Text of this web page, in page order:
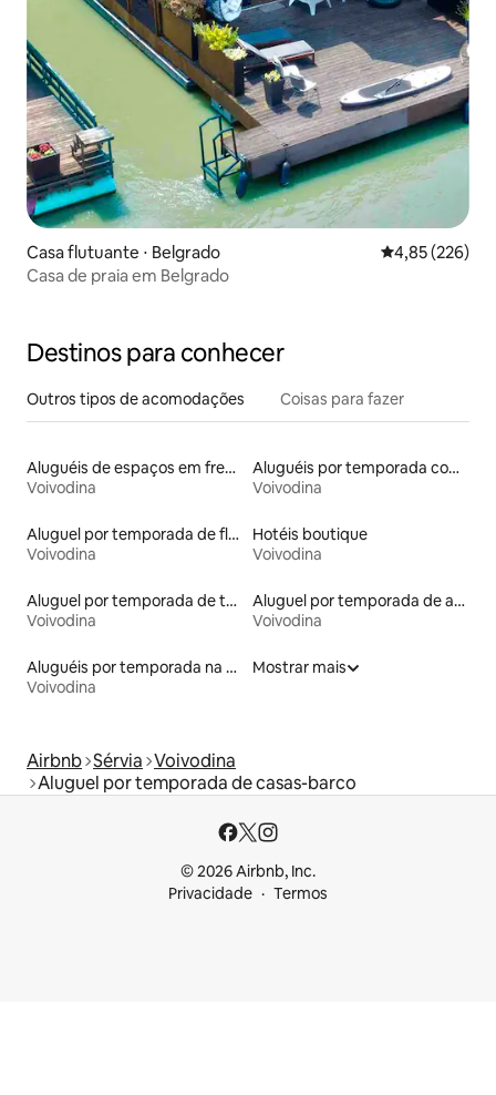
Casa flutuante ⋅ Belgrado 4,85 de uma
4,85 (226)
Casa de praia em Belgrado
Destinos para conhecer
Outros tipos de acomodações Coisas para fazer
Aluguéis de espaços em frente à praia
Voivodina
Aluguéis por temporada com acesso à praia
Voivodina
Aluguel por temporada de flats
Voivodina
Hotéis boutique
Voivodina
Aluguel por temporada de townhouses
Voivodina
Aluguel por temporada de apart-hotéis
Voivodina
Aluguéis por temporada na orla
Voivodina
Mostrar mais
Airbnb Sérvia Voivodina
Aluguel por temporada de casas-barco
© 2026 Airbnb, Inc.
Privacidade
Termos